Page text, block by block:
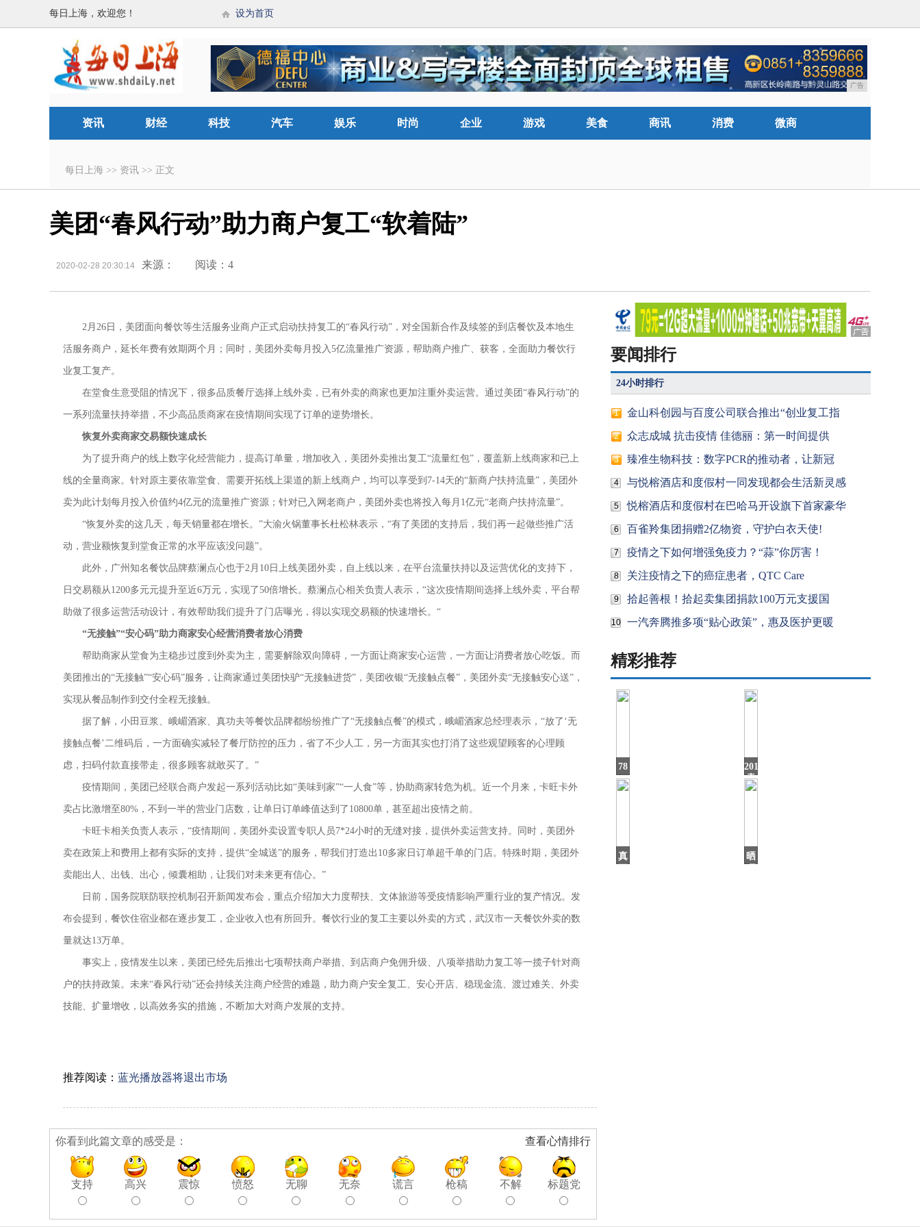
每日上海，欢迎您！ 设为首页
广告
资讯 财经 科技 汽车 娱乐 时尚 企业 游戏 美食 商讯 消费 微商
每日上海 >> 资讯 >> 正文
美团“春风行动”助力商户复工“软着陆”
2020-02-28 20:30:14 来源： 阅读：4
2月26日 ，美团面向餐饮等生活服务业商户正式启动扶持复工的“春风行动”，对全国新合作及续签的到店餐饮及本地生
活服务商户，延长年费有效期两个月 ；同时，美团外卖每月投入5亿流量推广资源，帮助商户推广、获客，全面助力餐饮行
业复工复产。
在堂食生意受阻的情况下，很多品质餐厅选择上线外卖，已有外卖的商家也更加注重外卖运营。通过美团 “春风行动”的
一系列流量扶持举措，不少高品质商家在疫情期间实现了订单的逆势增长。
恢复外卖商家交易额快速成长
为了提升商户的线上数字化经营能力，提高订单量，增加收入，美团外卖推出复工“流量红包”，覆盖新上线商家和已上
线的全量商家。针对原主要依靠堂食、需要开拓线上渠道的新上线商户，均可以享受到7-14天的“新商户扶持流量”，美团外
卖为此计划每月投入价值约4亿元的流量推广资源；针对已入网老商户，美团外卖也将投入每月1亿元“老商户扶持流量”。
“恢复外卖的这几天，每天销量都在增长。 ”大渝火锅董事长杜松林表示 ， “有了美团的支持后，我们再一起做些推广活
动，营业额恢复到堂食正常的水平应该没问题”。
此外，广州知名餐饮品牌蔡澜点心也于2月10日上线美团外卖，自上线以来，在平台流量扶持以及运营优化的支持下，
日交易额从1200多元元提升至近6万元，实现了50倍增长。蔡澜点心相关负责人表示，“这次疫情期间选择上线外卖，平台帮
助做了很多运营活动设计，有效帮助我们提升了门店曝光，得以实现交易额的快速增长。“
“无接触”“安心码”助力商家安心经营消费者放心消费
帮助商家从堂食为主稳步过度到外卖为主，需要解除双向障碍，一方面让商家安心运营 ， 一方面让消费者放心吃饭。而
美团推出的“无接触”“安心码”服务 ，让商家通过美团快驴“无接触进货”，美团收银“无接触点餐”，美团外卖“无接触安心送”，
实现从餐品制作到交付全程无接触。
据了解，小田豆浆、 峨嵋酒家、 真功夫等餐饮品牌都纷纷推广了“无接触点餐”的模式， 峨嵋酒家总经理表示， “放了 ‘无
接触点餐’二维码后，一方面确实减轻了餐厅防控的压力，省了不少人工，另一方面其实也打消了这些观望顾客的心理顾
虑，扫码付款直接带走，很多顾客就敢买了。”
疫情期间，美团已经联合商户发起一系列活动比如“美味到家”“一人食”等，协助商家转危为机。近一个月来，卡旺卡外
卖占比激增至80%，不到一半的营业门店数， 让单日订单峰值达到了 10800单，甚至超出疫情之前。
卡旺卡相关负责人表示， “疫情期间，美团外卖设置专职人员7*24小时的无缝对接，提供外卖运营支持。 同时， 美团外
卖在政策上和费用上都有实际的支持，提供“全城送”的服务，帮我们打造出10多家日订单超千单的门店。特殊时期，美团外
卖能出人、出钱、出心，倾囊相助，让我们对未来更有信心。 ”
日前，国务院联防联控机制召开新闻发布会，重点介绍加大力度帮扶、文体旅游等受疫情影响严重行业的复产情况。发
布会提到，餐饮住宿业都在逐步复工，企业收入也有所回升。餐饮行业的复工主要以外卖的方式，武汉市一天餐饮外卖的数
量就达13万单。
事实上，疫情发生以来，美团已经先后推出七项帮扶商户举措、到店商户免佣升级、八项举措助力复工等一揽子针对商
户的扶持政策。未来“春风行动”还会持续关注商户经营的难题， 助力商户安全复工、 安心开店、稳现金流、 渡过难关、 外卖
技能、 扩量增收 ，以高效务实的措施，不断加大对商户发展的支持。
推荐阅读： 蓝光播放器将退出市场
查看心情排行
你看到此篇文章的感受是：
支持 高兴 震惊 愤怒 无聊 无奈 谎言 枪稿 不解 标题党
要闻排行
24小时排行
1 金山科创园与百度公司联合推出“创业复工指
2 众志成城 抗击疫情 佳德丽：第一时间提供
3 臻准生物科技：数字PCR的推动者，让新冠
4 与悦榕酒店和度假村一同发现都会生活新灵感
5 悦榕酒店和度假村在巴哈马开设旗下首家豪华
6 百雀羚集团捐赠2亿物资，守护白衣天使!
7 疫情之下如何增强免疫力？“蒜”你厉害！
8 关注疫情之下的癌症患者，QTC Care
9 拾起善根！拾起卖集团捐款100万元支援国
10 一汽奔腾推多项“贴心政策”，惠及医护更暖
精彩推荐
78
㎡
刚
她
2019
卖
车
真
晒